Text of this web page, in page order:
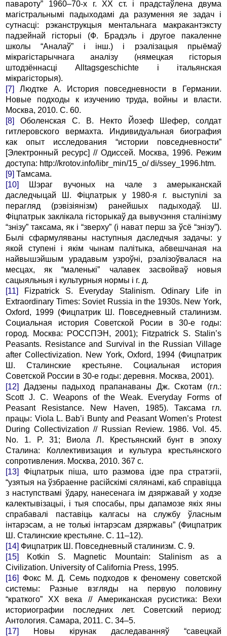
павароту” 1960–70-х г. XX ст. і прадстаўлена двума
магістральнымі падыходамі да разумення яе задач і
сутнасці: рэканструкцыя ментальнага макракантэксту
падзейнай гісторыі (Ф. Брадэль і другое пакаленне
школы “Аналаў” і інш.) і рэалізацыя прыёмаў
мікрагістарычнага аналізу (нямецкая гісторыя
штодзённасці Alltagsgeschichte і італьянская
мікрагісторыя).
[7]
Людтке А. История повседневности в Германии.
Новые подходы к изучению труда, войны и власти.
Москва, 2010. С. 60.
[8]
Оболенская С. В. Некто Йозеф Шефер, солдат
гитлеровского вермахта. Индивидуальная биография
как опыт исследования “истории повседневности”
[Электронный ресурс] // Одиссей. Москва, 1996. Режим
доступа: http://krotov.info/libr_min/15_o/ di/ssey_1996.htm.
[9] Тамсама.
[10]
Шэраг вучоных на чале з амерыканскай
даследчыцай Ш. Фіцпатрык у 1980-я г. выступілі за
перагляд (рэвізіянізм) ранейшых падыходаў. Ш.
Фіцпатрык заклікала гісторыкаў да вывучэння сталінізму
“знізу” таксама, як і “зверху” (і нават перш за ўсё “знізу”).
Былі сфармуляваны наступныя даследчыя задачы: у
якой ступені і якім чынам палітыка, абвешчаная на
найвышэйшым урадавым узроўні, рэалізоўвалася на
месцах, як “маленькі” чалавек засвойваў новыя
сацыяльныя і культурныя нормы і г. д.
[11]
Fizpatrick S. Everyday Stalinism. Odinary Life in
Extraordinary Times: Soviet Russia in the 1930s. New York,
Oxford, 1999 (Фицпатрик Ш. Повседневный сталинизм.
Социальная история Советской Росии в 30-е годы:
город. Москва: РОССПЭН, 2001); Fitzpatrick S. Stalin’s
Peasants. Resistance and Survival in the Russian Village
after Collectivization. New York, Oxford, 1994 (Фицпатрик
Ш. Сталинские крестьяне. Социальная история
Советской России в 30-е годы: деревня. Москва, 2001).
[12]
Дадзены падыход прапанаваны Дж. Скотам (гл.:
Scott J. C. Weapons of the Weak. Everyday Forms of
Peasant Resistanсе. New Haven, 1985). Таксама гл.
працы: Viola L. Bab’i Bunty and Peasant Women’s Protest
During Collectivization // Russian Review. 1986. Vol. 45.
No. 1. P. 31; Виола Л. Крестьянский бунт в эпоху
Сталина: Коллективизация и культура крестьянского
сопротивления. Москва, 2010. 367 с.
[13]
Фіцпатрык піша, што размова ідзе пра стратэгіі,
“узятыя на ўзбраенне расійскімі сялянамі, каб справіцца
з наступствамі ўдару, нанесенага ім дзяржавай у ходзе
калектывізацыі, і тыя спосабы, пры дапамозе якіх яны
спрабавалі паставіць калгасы на службу ўласным
інтарэсам, а не толькі інтарэсам дзяржавы” (Фицпатрик
Ш. Сталинские крестьяне. С. 11–12).
[14] Фицпатрик Ш. Повседневный сталинизм. С. 9.
[15]
Kotkin S. Magnetic Mountain: Stalinism as a
Civilization. University of California Press, 1995.
[16]
Фокс М. Д. Семь подходов к феномену советской
системы: Разные взгляды на первую половину
“краткого” ХХ века // Американская русистика: Вехи
историографии последних лет. Советский период:
Антология. Самара, 2011. С. 34–5.
[17]
Новы кірунак даследаванняў “савецкай